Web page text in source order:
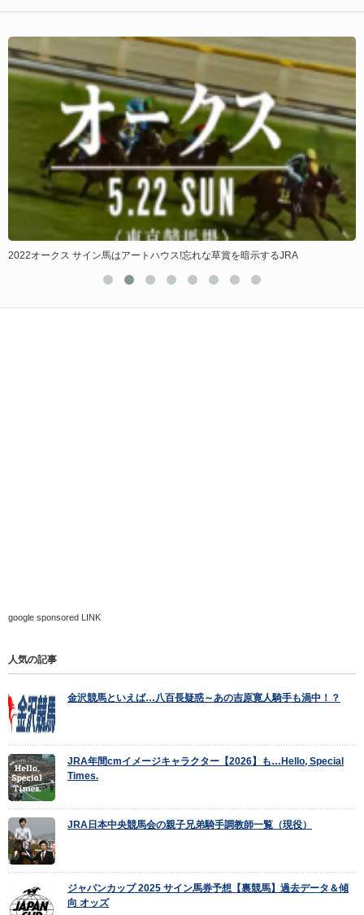
2022オークス サイン馬はアートハウス!忘れな草賞を暗示するJRA
google sponsored LINK
人気の記事
金沢競馬といえば…八百長疑惑～あの吉原寛人騎手も渦中！？
JRA年間cmイメージキャラクター【2026】も…Hello, Special
Times.
JRA日本中央競馬会の親子兄弟騎手調教師一覧（現役）
ジャパンカップ 2025 サイン馬券予想【裏競馬】過去データ＆傾
向 オッズ